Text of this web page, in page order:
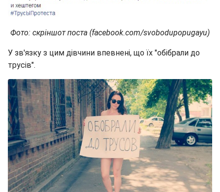
Фото: скріншот поста (facebook.com/svobodupopugayu)
У зв'язку з цим дівчини впевнені, що їх "обібрали до
трусів".